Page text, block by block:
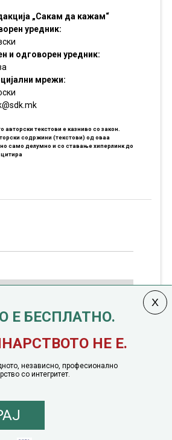
„Сакам да кажам“
уредник:
и одговорен уредник:
мрежи:
текстови е казниво со закон.
содржини (текстови) од оваа
само делумно и со ставање хиперлинк до
Е БЕСПЛАТНО.
НЕ Е.
независно, професионално
со интегритет.